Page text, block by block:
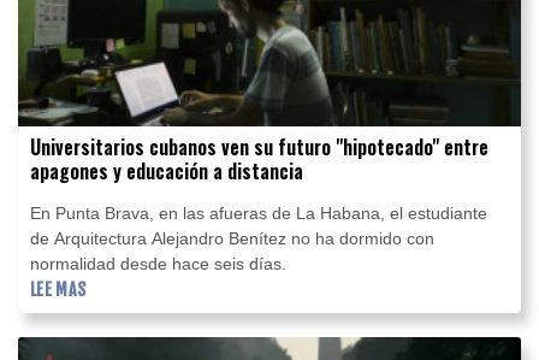
Universitarios cubanos ven su futuro "hipotecado" entre
apagones y educación a distancia
En Punta Brava, en las afueras de La Habana, el estudiante
de Arquitectura Alejandro Benítez no ha dormido con
normalidad desde hace seis días.
LEE MAS